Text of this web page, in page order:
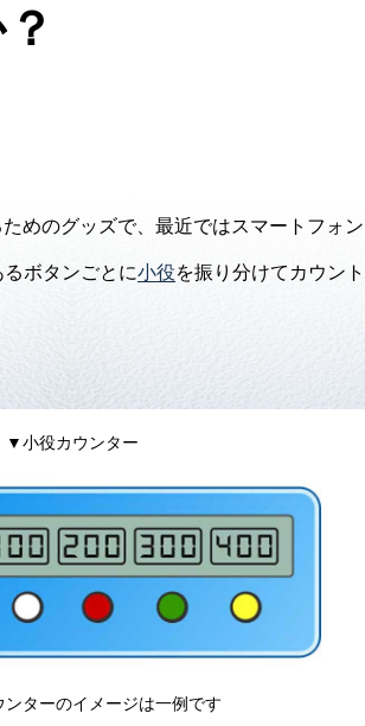
めのグッズで、最近ではスマートフォ
ボタンごとに小役を振り分けてカウン
▼小役カウンター
ターのイメージは一例です